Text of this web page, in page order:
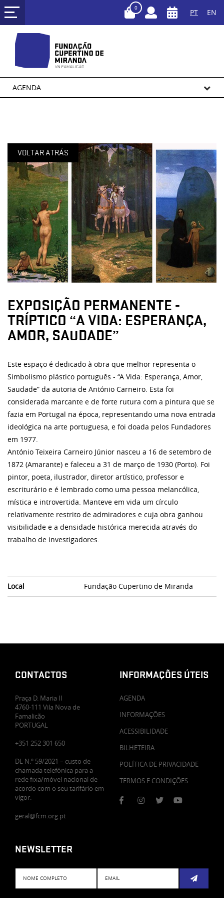
PT EN
0
AGENDA
VOLTAR ATRÁS
EXPOSIÇÃO PERMANENTE -
TRÍPTICO “A VIDA: ESPERANÇA,
AMOR, SAUDADE”
Este espaço é dedicado à obra que melhor representa o
Simbolismo plástico português - “A Vida: Esperança, Amor,
Saudade” da autoria de António Carneiro. Esta foi
considerada marcante e de forte rutura com a pintura que se
fazia em Portugal na época, representando uma nova entrada
ideológica na arte portuguesa, e foi doada pelos Fundadores
em 1977.
António Teixeira Carneiro Júnior nasceu a 16 de setembro de
1872 (Amarante) e faleceu a 31 de março de 1930 (Porto). Foi
pintor, poeta, ilustrador, diretor artístico, professor e
escriturário e é lembrado como uma pessoa melancólica,
mística e introvertida. Manteve em vida um círculo
relativamente restrito de admiradores e cuja obra ganhou
visibilidade e a densidade histórica merecida através do
trabalho de investigadores.
Local Fundação Cupertino de Miranda
CONTACTOS
Praça D. Maria II
4760-111 Vila Nova de
Famalicão
PORTUGAL
+351 252 301 650
DL N.º 59/2021 – custo de
chamada telefónica para a
rede fixa/móvel nacional de
acordo com o seu tarifário em
vigor.
geral@fcm.org.pt
INFORMAÇÕES ÚTEIS
AGENDA
INFORMAÇÕES
ACESSIBILIDADE
BILHETEIRA
POLÍTICA DE PRIVACIDADE
TERMOS E CONDIÇÕES
NEWSLETTER